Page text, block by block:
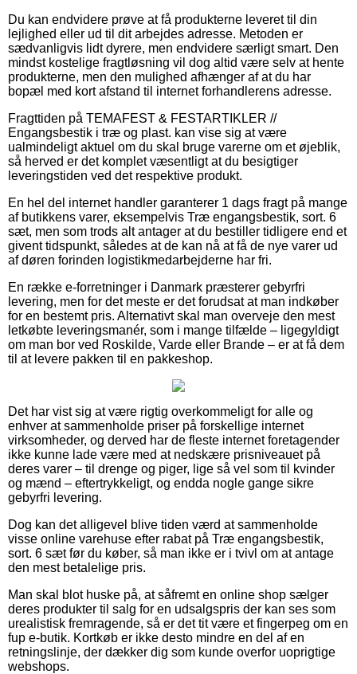
Du kan endvidere prøve at få produkterne leveret til din
lejlighed eller ud til dit arbejdes adresse. Metoden er
sædvanligvis lidt dyrere, men endvidere særligt smart. Den
mindst kostelige fragtløsning vil dog altid være selv at hente
produkterne, men den mulighed afhænger af at du har
bopæl med kort afstand til internet forhandlerens adresse.
Fragttiden på TEMAFEST & FESTARTIKLER //
Engangsbestik i træ og plast. kan vise sig at være
ualmindeligt aktuel om du skal bruge varerne om et øjeblik,
så herved er det komplet væsentligt at du besigtiger
leveringstiden ved det respektive produkt.
En hel del internet handler garanterer 1 dags fragt på mange
af butikkens varer, eksempelvis Træ engangsbestik, sort. 6
sæt, men som trods alt antager at du bestiller tidligere end et
givent tidspunkt, således at de kan nå at få de nye varer ud
af døren forinden logistikmedarbejderne har fri.
En række e-forretninger i Danmark præsterer gebyrfri
levering, men for det meste er det forudsat at man indkøber
for en bestemt pris. Alternativt skal man overveje den mest
letkøbte leveringsmanér, som i mange tilfælde – ligegyldigt
om man bor ved Roskilde, Varde eller Brande – er at få dem
til at levere pakken til en pakkeshop.
Det har vist sig at være rigtig overkommeligt for alle og
enhver at sammenholde priser på forskellige internet
virksomheder, og derved har de fleste internet foretagender
ikke kunne lade være med at nedskære prisniveauet på
deres varer – til drenge og piger, lige så vel som til kvinder
og mænd – eftertrykkeligt, og endda nogle gange sikre
gebyrfri levering.
Dog kan det alligevel blive tiden værd at sammenholde
visse online varehuse efter rabat på Træ engangsbestik,
sort. 6 sæt før du køber, så man ikke er i tvivl om at antage
den mest betalelige pris.
Man skal blot huske på, at såfremt en online shop sælger
deres produkter til salg for en udsalgspris der kan ses som
urealistisk fremragende, så er det tit være et fingerpeg om en
fup e-butik. Kortkøb er ikke desto mindre en del af en
retningslinje, der dækker dig som kunde overfor uoprigtige
webshops.